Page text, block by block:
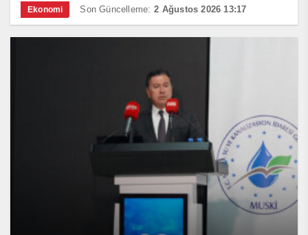
Ekonomi Son Güncelleme: 2 Ağustos 2026 13:17